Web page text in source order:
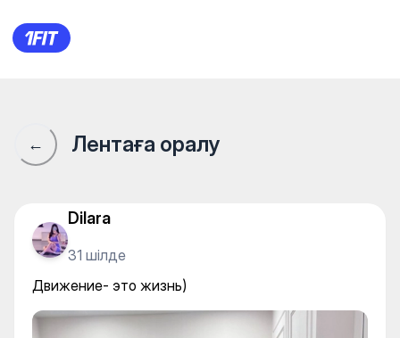
Wow Stretching — Yoga
← Лентаға оралу
Dilara
31 шілде
Движение- это жизнь)